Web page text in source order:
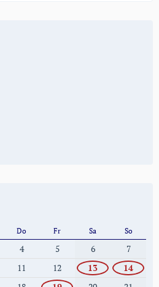
Do Fr Sa So
4 5 6
7
11 12 13
14